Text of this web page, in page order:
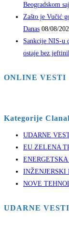
Beogradskom
Zašto je Vučić
Danas 08/08/
Sankcije NIS-u
ostaje bez
ONLINE VESTI
Kategorije
UDARNE
EU ZELENA
INŽENJERSKI
NOVE
UDARNE VESTI